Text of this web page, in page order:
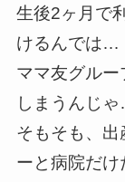
生後2ヶ月で
けるんでは…
ママ友グル
しまうんじ
そもそも、
ーと病院だ